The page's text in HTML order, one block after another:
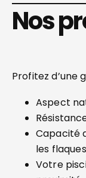
Nos
Profitez d’une
Aspect
Capacité
les
Votre